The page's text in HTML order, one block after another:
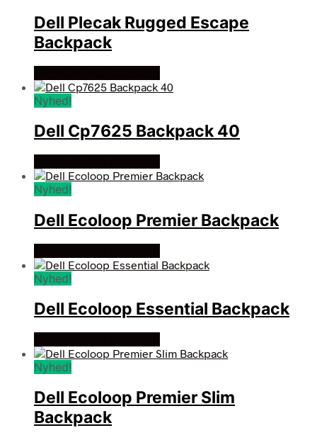
Dell Plecak Rugged Escape
Backpack
Nyhed!
Dell Cp7625 Backpack 40
Nyhed!
Dell Ecoloop Premier Backpack
Nyhed!
Dell Ecoloop Essential Backpack
Nyhed!
Dell Ecoloop Premier Slim
Backpack